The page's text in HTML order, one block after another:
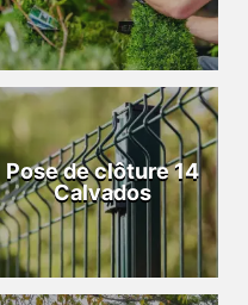
Pose de clôture 14
Calvados